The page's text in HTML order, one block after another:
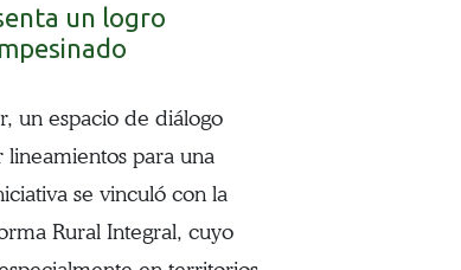
un logro
un espacio de diálogo
lineamientos para una
se vinculó con la
Rural Integral, cuyo